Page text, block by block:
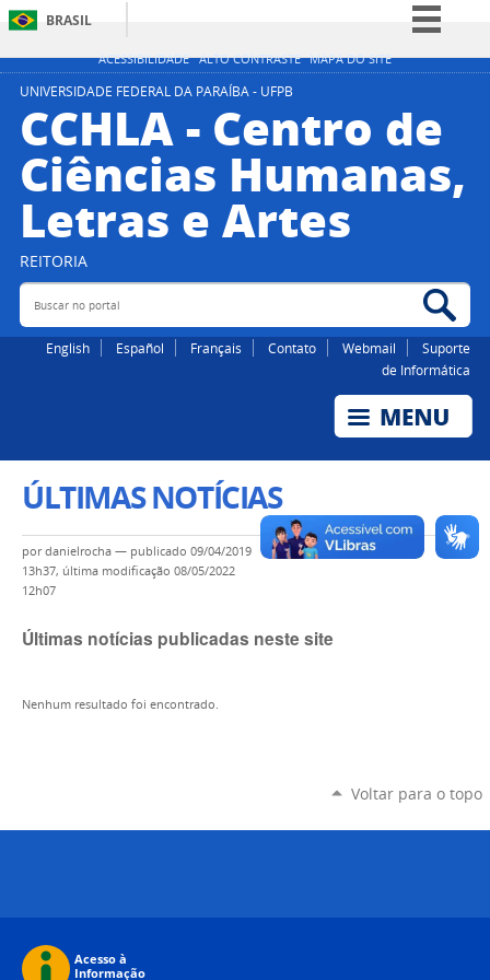
ACESSIBILIDADE ALTO CONTRASTE MAPA DO SITE
BRASIL
Simplifique!
Participe
Legislação
Canais
UNIVERSIDADE FEDERAL DA PARAÍBA - UFPB
CCHLA - Centro de
Ciências Humanas,
Letras e Artes
REITORIA
Buscar no portal
English Español Français Contato Webmail
Suporte
de Informática
ÚLTIMAS NOTÍCIAS
pordanielrocha — publicado 09/04/2019
13h37, última modificação 08/05/2022
12h07
Últimas notícias publicadas neste site
Nenhum resultado foi encontrado.
Voltar para o topo